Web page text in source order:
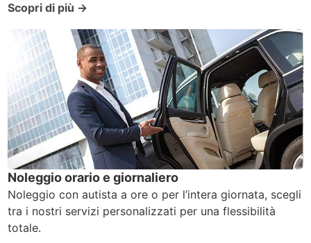
Scopri di più →
Noleggio orario e giornaliero
Noleggio con autista a ore o per l’intera giornata, scegli
tra i nostri servizi personalizzati per una flessibilità
totale.